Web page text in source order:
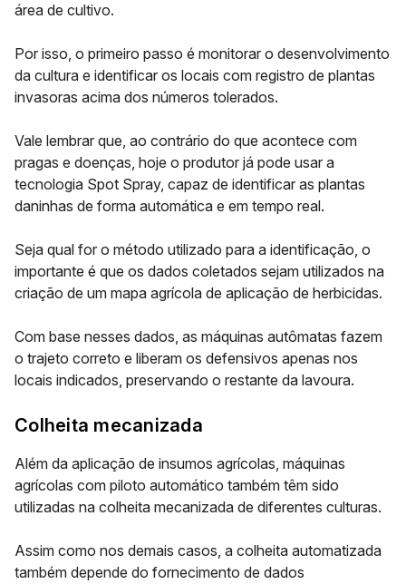
área de cultivo.
Por isso, o primeiro passo é monitorar o desenvolvimento
da cultura e identificar os locais com registro de plantas
invasoras acima dos números tolerados.
Vale lembrar que, ao contrário do que acontece com
pragas e doenças, hoje o produtor já pode usar a
tecnologia Spot Spray, capaz de identificar as plantas
daninhas de forma automática e em tempo real.
Seja qual for o método utilizado para a identificação, o
importante é que os dados coletados sejam utilizados na
criação de um mapa agrícola de aplicação de herbicidas.
Com base nesses dados, as máquinas autômatas fazem
o trajeto correto e liberam os defensivos apenas nos
locais indicados, preservando o restante da lavoura.
Colheita mecanizada
Além da aplicação de insumos agrícolas, máquinas
agrícolas com piloto automático também têm sido
utilizadas na colheita mecanizada de diferentes culturas.
Assim como nos demais casos, a colheita automatizada
também depende do fornecimento de dados